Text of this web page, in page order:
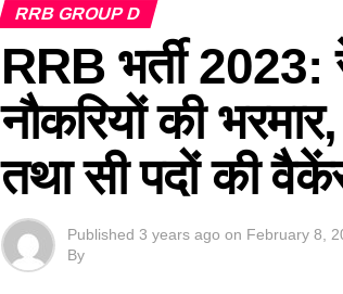
RRB GROUP D
RRB भर्ती
नौकरियों की
तथा सी पदों की
Published 3 years ago on February 8,
By